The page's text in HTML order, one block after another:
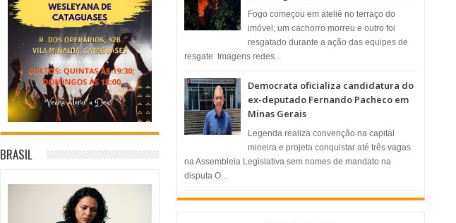
​Fogo começou em ateliê no terraço do
imóvel; um cachorro morreu e outro foi
resgatado durante a ação das equipes de
resgate ​ Imagens redes...
Democrata oficializa candidatura do
ex-deputado Fernando Pacheco em
Minas Gerais
Legenda realiza convenção na capital
mineira e projeta conquistar até três vagas
na Assembleia Legislativa sem nomes de mandato na
disputa O...
BRASIL